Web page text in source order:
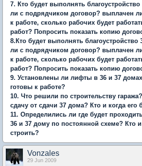
7. Кто будет выполнять
ли с подрядчиком договор? выплачен
к работе, сколько рабочих будет
работ? Попросить показать копию
8.Кто будет выполнять благоустройство
ли с подрядчиком договор? выплачен
к работе, сколько рабочих будет
работ? Попросить показать копию
9. Установлены ли лифты в 36 и 37
готовы к работе?
10. Что решили по строительству
сдачу от сдачи 37 дома? Кто и когда его
11. Определились ли где будет
36 и 37 дому по постоянной схеме? Кто и
строить?
Vonzales
29 Jun 2009